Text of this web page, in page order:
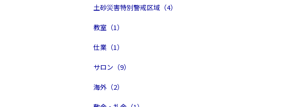
土砂災害特別警戒区域（4）
教室（1）
仕業（1）
サロン（9）
海外（2）